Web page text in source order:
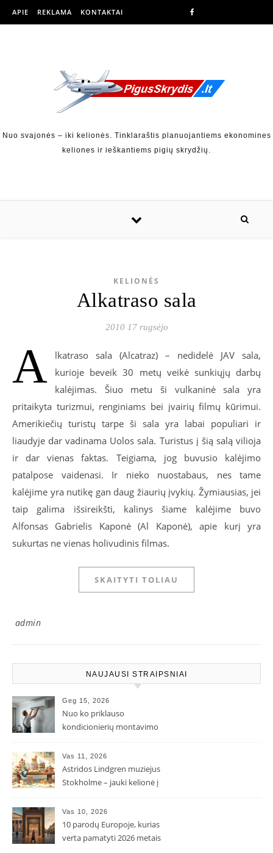
APIE REKLAMA KONTAKTAI
Nuo svajonės – iki kelionės. Tinklaraštis planuojantiems ekonomines
keliones ir ieškantiems pigių skrydžių.
KELIONĖS
Alkatraso sala
2010 17 rugsėjo
A
lkatraso sala (Alcatraz) – nedidelė JAV sala,
kurioje beveik 30 metų veikė sunkiųjų darbų
kalėjimas. Šiuo metu ši vulkaninė sala yra
pritaikyta turizmui, renginiams bei įvairių filmų kūrimui.
Amerikiečių turistų tarpe ši sala yra labai populiari ir
liaudyje dar vadinama Uolos sala. Turistus į šią salą vilioja
ir dar vienas faktas. Teigiama, jog buvusio kalėjimo
patalpose vaidenasi. Ir nieko nuostabaus, nes tame
kalėjime yra nutikę gan daug žiaurių įvykių. Žymiausias, jei
taip galima išsireikšti, kalinys šiame kalėjime buvo
Alfonsas Gabrielis Kaponė (Al Kaponė), apie kurį yra
sukurtas ne vienas holivudinis filmas.
SKAITYTI TOLIAU
admin
NAUJAUSI STRAIPSNIAI
Geg 15, 2026
Nuo ko priklauso
kondicionierių montavimo
Vas 11, 2026
Astridos Lindgren muziejus
Stokholme – jauki kelionė į
Vas 10, 2026
10 parodų Europoje, kurias
verta pamatyti 2026 metais